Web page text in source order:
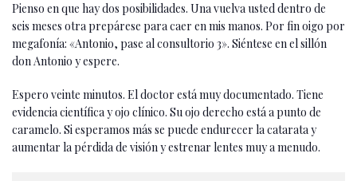
Pienso en que hay dos posibilidades. Una vuelva usted dentro de
seis meses otra prepárese para caer en mis manos. Por fin oigo por
megafonía: «Antonio, pase al consultorio 3». Siéntese en el sillón
don Antonio y espere.
Espero veinte minutos. El doctor está muy documentado. Tiene
evidencia científica y ojo clínico. Su ojo derecho está a punto de
caramelo. Si esperamos más se puede endurecer la catarata y
aumentar la pérdida de visión y estrenar lentes muy a menudo.